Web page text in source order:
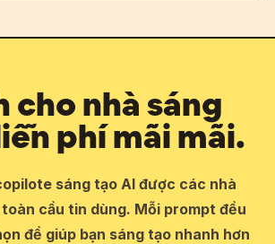
cho nhà sáng
phí mãi mãi.
sáng tạo AI được các nhà
cầu tin dùng. Mỗi prompt đều
để giúp bạn sáng tạo nhanh hơn